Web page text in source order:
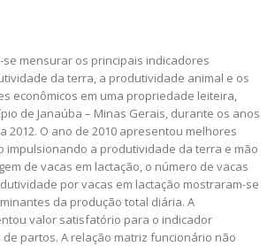
se mensurar os principais indicadores
da terra, a produtividade animal e os
econômicos em uma propriedade leiteira,
de Janaúba – Minas Gerais, durante os anos
2012. O ano de 2010 apresentou melhores
impulsionando a produtividade da terra e mão
de vacas em lactação, o número de vacas
por vacas em lactação mostraram-se
da produção total diária. A
valor satisfatório para o indicador
partos. A relação matriz funcionário não